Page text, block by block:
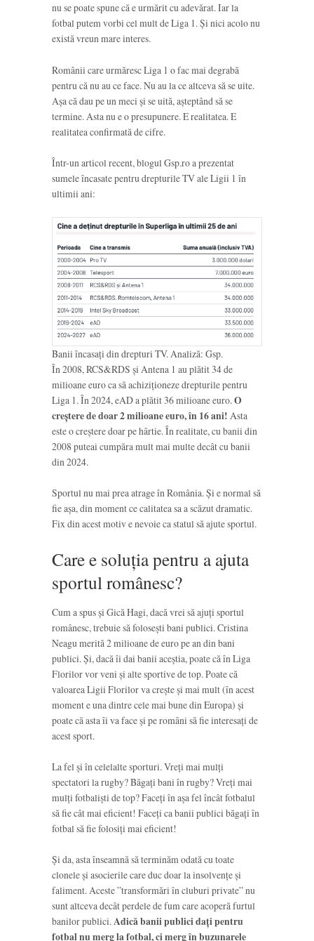
nu se poate spune că e urmărit cu adevărat. Iar la
fotbal putem vorbi cel mult de Liga 1. Și nici acolo nu
există vreun mare interes.
Românii care urmăresc Liga 1 o fac mai degrabă
pentru că nu au ce face. Nu au la ce altceva să se uite.
Așa că dau pe un meci și se uită, așteptând să se
termine. Asta nu e o presupunere. E realitatea. E
realitatea confirmată de cifre.
Într-un articol recent, blogul Gsp.ro a prezentat
sumele încasate pentru drepturile TV ale Ligii 1 în
ultimii ani:
Banii încasați din drepturi TV. Analiză: Gsp.
În 2008, RCS&RDS și Antena 1 au plătit 34 de
milioane euro ca să achiziționeze drepturile pentru
Liga 1. În 2024, eAD a plătit 36 milioane euro.O
creștere de doar 2 milioane euro, în 16 ani! Asta
este o creștere doar pe hârtie. În realitate, cu banii din
2008 puteai cumpăra mult mai multe decât cu banii
din 2024.
Sportul nu mai prea atrage în România. Și e normal să
fie așa, din moment ce calitatea sa a scăzut dramatic.
Fix din acest motiv e nevoie ca statul să ajute sportul.
Care e soluția pentru a ajuta
sportul românesc?
Cum a spus și Gică Hagi, dacă vrei să ajuți sportul
românesc, trebuie să folosești bani publici. Cristina
Neagu merită 2 milioane de euro pe an din bani
publici. Și, dacă îi dai banii aceștia, poate că în Liga
Florilor vor veni și alte sportive de top. Poate că
valoarea Ligii Florilor va crește și mai mult (în acest
moment e una dintre cele mai bune din Europa) și
poate că asta îi va face și pe români să fie interesați de
acest sport.
La fel și în celelalte sporturi. Vreți mai mulți
spectatori la rugby? Băgați bani în rugby? Vreți mai
mulți fotbaliști de top? Faceți în așa fel încât fotbalul
să fie cât mai eficient! Faceți ca banii publici băgați în
fotbal să fie folosiți mai eficient!
Și da, asta înseamnă să terminăm odată cu toate
clonele și asocierile care duc doar la insolvențe și
faliment. Aceste ”transformări în cluburi private” nu
sunt altceva decât perdele de fum care acoperă furtul
banilor publici.Adică banii publici dați pentru
fotbal nu merg la fotbal, ci merg în buzunarele